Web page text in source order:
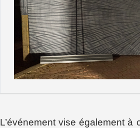
L’événement vise également à